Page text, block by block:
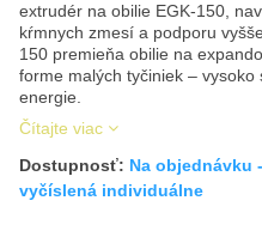
extrudér na obilie EGK-150,
kŕmnych zmesí a podporu
150 premieňa obilie na
forme malých tyčiniek –
energie.
Čítajte viac
Dostupnosť: Na objednávku
vyčíslená individuálne